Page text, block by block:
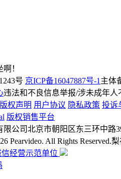
！
号 京ICP备16047887号-1 主体
违法和不良信息举报/涉未成年人
版权声明 用户协议 隐私政策 投诉
版权销售平台
限公司北京市朝阳区东三环中路
Pearvideo. All Rights Reserved.梨